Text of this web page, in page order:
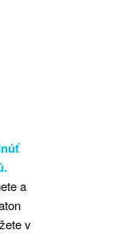
a
v